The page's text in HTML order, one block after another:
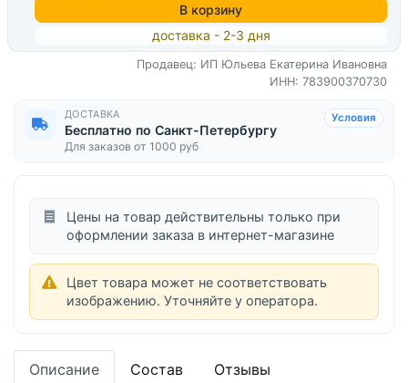
В корзину
доставка - 2-3 дня
Продавец: ИП Юльева Екатерина Ивановна
ИНН: 783900370730
ДОСТАВКА
Бесплатно по Санкт-Петербургу
Для заказов от 1000 руб
Условия
Цены на товар действительны только при
оформлении заказа в интернет-магазине
Цвет товара может не соответствовать
изображению. Уточняйте у оператора.
Описание Состав Отзывы